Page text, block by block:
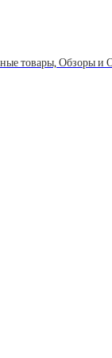
товары, Обзоры и